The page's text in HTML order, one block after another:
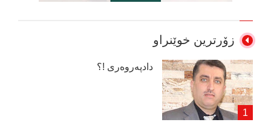
زۆرترین خوێنراو
دادپەروەری !؟